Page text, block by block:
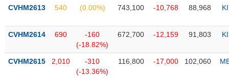
ETF
phiếu
tiết
CVHM2613 540 (0.00%) 743,100 -10,768 88,968
CVHM2614 690
-160
(-18.82%)
672,700 -12,159 91,803
CVHM2615 2,010
-310
(-13.36%)
116,800 -17,000 102,060
MỚI
Ngành
(-)